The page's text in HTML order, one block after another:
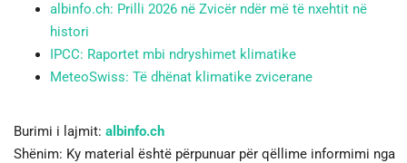
albinfo.ch: Prilli 2026 në Zvicër ndër më të nxehtit në
histori
IPCC: Raportet mbi ndryshimet klimatike
MeteoSwiss: Të dhënat klimatike zvicerane
Burimi i lajmit: albinfo.ch
Shënim: Ky material është përpunuar për qëllime informimi nga